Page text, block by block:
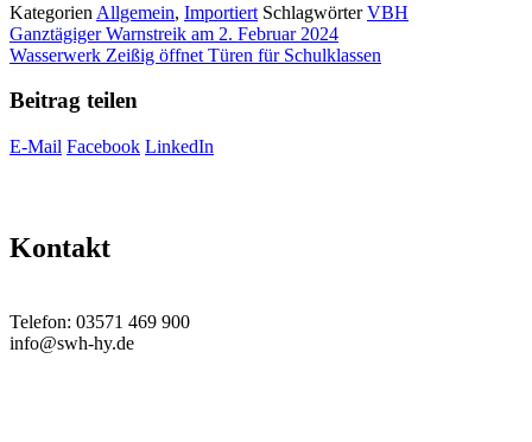
Kategorien Allgemein, Importiert SchlagwörterVBH
Ganztägiger Warnstreik am 2. Februar 2024
Wasserwerk Zeißig öffnet Türen für Schulklassen
Beitrag teilen
E-Mail Facebook LinkedIn
Kontakt
Telefon: 03571 469 900
info@swh-hy.de